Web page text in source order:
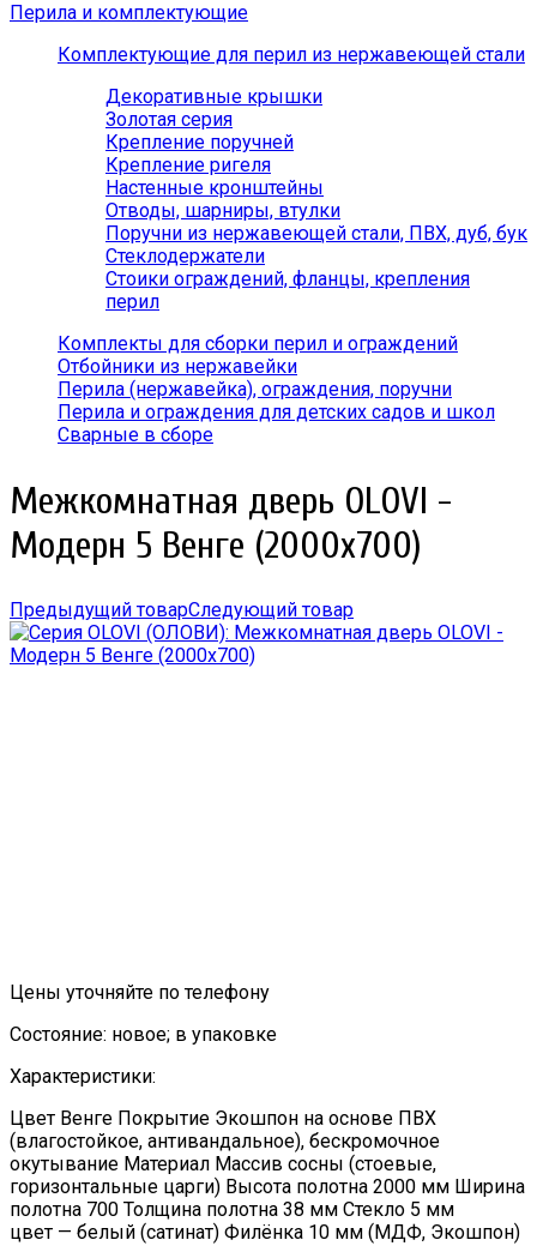
Перила и комплектующие
Комплектующие для перил из нержавеющей стали
Декоративные крышки
Золотая серия
Крепление поручней
Крепление ригеля
Настенные кронштейны
Отводы, шарниры, втулки
Поручни из нержавеющей стали, ПВХ, дуб, бук
Стеклодержатели
Стоики ограждений, фланцы, крепления
перил
Комплекты для сборки перил и ограждений
Отбойники из нержавейки
Перила (нержавейка), ограждения, поручни
Перила и ограждения для детских садов и школ
Сварные в сборе
Межкомнатная дверь OLOVI -
Модерн 5 Венге (2000х700)
Предыдущий товарСледующий товар
Цены уточняйте по телефону
Состояние: новое; в упаковке
Характеристики:
Цвет Венге Покрытие Экошпон на основе ПВХ
(влагостойкое, антивандальное), бескромочное
окутывание Материал Массив сосны (стоевые,
горизонтальные царги) Высота полотна 2000 мм Ширина
полотна 700 Толщина полотна 38 мм Стекло 5 мм
цвет — белый (сатинат) Филёнка 10 мм (МДФ, Экошпон)